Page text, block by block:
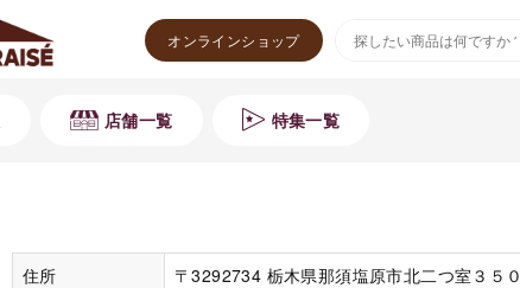
オンラインショップ
店舗一覧 特集一覧
住所
〒3292734 栃木県那須塩原市北二つ室３５０